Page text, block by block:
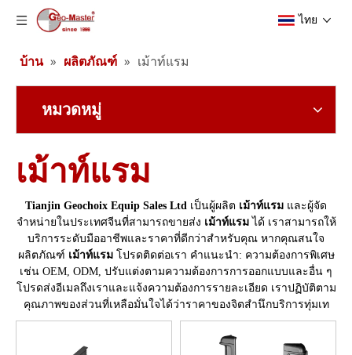
ไทย
บ้าน » ผลิตภัณฑ์ » เม้าท์แรม
หมวดหมู่
เม้าท์แรม
Tianjin Geochoix Equip Sales Ltd เป็นผู้ผลิต เม้าท์แรม และผู้จัด
จำหน่ายในประเทศจีนที่สามารถขายส่ง เม้าท์แรมได้ เราสามารถให้
บริการระดับมืออาชีพและราคาที่ดีกว่าสำหรับคุณ หากคุณสนใจ
ผลิตภัณฑ์ เม้าท์แรมโปรดติดต่อเรา คำแนะนำ: ความต้องการพิเศษ
เช่น OEM, ODM, ปรับแต่งตามความต้องการการออกแบบและอื่น ๆ
โปรดส่งอีเมลถึงเราและแจ้งความต้องการรายละเอียด เราปฏิบัติตาม
คุณภาพของส่วนที่เหลือมั่นใจได้ว่าราคาของจิตสำนึกบริการทุ่มเท